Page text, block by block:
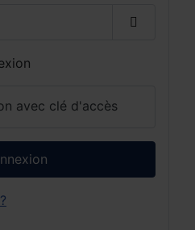
avec clé d'accès